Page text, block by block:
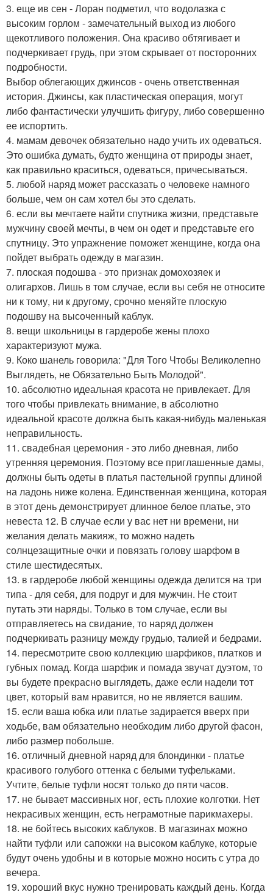
3. еще ив сен - Лоран подметил, что водолазка с
высоким горлом - замечательный выход из любого
щекотливого положения. Она красиво обтягивает и
подчеркивает грудь, при этом скрывает от посторонних
подробности.
Выбор облегающих джинсов - очень ответственная
история. Джинсы, как пластическая операция, могут
либо фантастически улучшить фигуру, либо совершенно
ее испортить.
4. мамам девочек обязательно надо учить их одеваться.
Это ошибка думать, будто женщина от природы знает,
как правильно краситься, одеваться, причесываться.
5. любой наряд может рассказать о человеке намного
больше, чем он сам хотел бы это сделать.
6. если вы мечтаете найти спутника жизни, представьте
мужчину своей мечты, в чем он одет и представьте его
спутницу. Это упражнение поможет женщине, когда она
пойдет выбрать одежду в магазин.
7. плоская подошва - это признак домохозяек и
олигархов. Лишь в том случае, если вы себя не относите
ни к тому, ни к другому, срочно меняйте плоскую
подошву на высоченный каблук.
8. вещи школьницы в гардеробе жены плохо
характеризуют мужа.
9. Коко шанель говорила: "Для Того Чтобы Великолепно
Выглядеть, не Обязательно Быть Молодой".
10. абсолютно идеальная красота не привлекает. Для
того чтобы привлекать внимание, в абсолютно
идеальной красоте должна быть какая-нибудь маленькая
неправильность.
11. свадебная церемония - это либо дневная, либо
утренняя церемония. Поэтому все приглашенные дамы,
должны быть одеты в платья пастельной группы длиной
на ладонь ниже колена. Единственная женщина, которая
в этот день демонстрирует длинное белое платье, это
невеста 12. В случае если у вас нет ни времени, ни
желания делать макияж, то можно надеть
солнцезащитные очки и повязать голову шарфом в
стиле шестидесятых.
13. в гардеробе любой женщины одежда делится на три
типа - для себя, для подруг и для мужчин. Не стоит
путать эти наряды. Только в том случае, если вы
отправляетесь на свидание, то наряд должен
подчеркивать разницу между грудью, талией и бедрами.
14. пересмотрите свою коллекцию шарфиков, платков и
губных помад. Когда шарфик и помада звучат дуэтом, то
вы будете прекрасно выглядеть, даже если надели тот
цвет, который вам нравится, но не является вашим.
15. если ваша юбка или платье задирается вверх при
ходьбе, вам обязательно необходим либо другой фасон,
либо размер побольше.
16. отличный дневной наряд для блондинки - платье
красивого голубого оттенка с белыми туфельками.
Учтите, белые туфли носят только до пяти часов.
17. не бывает массивных ног, есть плохие колготки. Нет
некрасивых женщин, есть неграмотные парикмахеры.
18. не бойтесь высоких каблуков. В магазинах можно
найти туфли или сапожки на высоком каблуке, которые
будут очень удобны и в которые можно носить с утра до
вечера.
19. хороший вкус нужно тренировать каждый день. Когда